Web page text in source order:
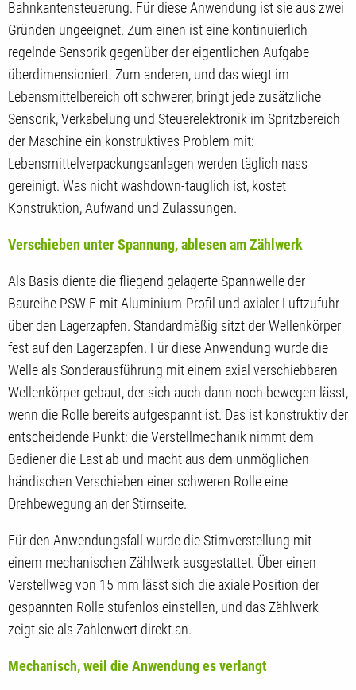
Bahnkantensteuerung. Für diese Anwendung ist sie aus zwei
Gründen ungeeignet. Zum einen ist eine kontinuierlich
regelnde Sensorik gegenüber der eigentlichen Aufgabe
überdimensioniert. Zum anderen, und das wiegt im
Lebensmittelbereich oft schwerer, bringt jede zusätzliche
Sensorik, Verkabelung und Steuerelektronik im Spritzbereich
der Maschine ein konstruktives Problem mit:
Lebensmittelverpackungsanlagen werden täglich nass
gereinigt. Was nicht washdown-tauglich ist, kostet
Konstruktion, Aufwand und Zulassungen.
Verschieben unter Spannung, ablesen am Zählwerk
Als Basis diente die fliegend gelagerte Spannwelle der
Baureihe PSW-F mit Aluminium-Profil und axialer Luftzufuhr
über den Lagerzapfen. Standardmäßig sitzt der Wellenkörper
fest auf den Lagerzapfen. Für diese Anwendung wurde die
Welle als Sonderausführung mit einem axial verschiebbaren
Wellenkörper gebaut, der sich auch dann noch bewegen lässt,
wenn die Rolle bereits aufgespannt ist. Das ist konstruktiv der
entscheidende Punkt: die Verstellmechanik nimmt dem
Bediener die Last ab und macht aus dem unmöglichen
händischen Verschieben einer schweren Rolle eine
Drehbewegung an der Stirnseite.
Für den Anwendungsfall wurde die Stirnverstellung mit
einem mechanischen Zählwerk ausgestattet. Über einen
Verstellweg von 15 mm lässt sich die axiale Position der
gespannten Rolle stufenlos einstellen, und das Zählwerk
zeigt sie als Zahlenwert direkt an.
Mechanisch, weil die Anwendung es verlangt